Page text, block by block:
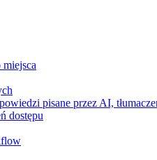
pisane przez AI,
dostępu